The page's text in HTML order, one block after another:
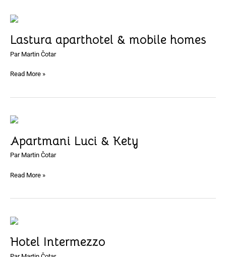
Lastura aparthotel & mobile homes
Par Martin Čotar
Lastura
Read More »
Apartmani Luci & Kety
Par Martin Čotar
Apartmani
&
Kety
Read More »
Hotel Intermezzo
Hotel